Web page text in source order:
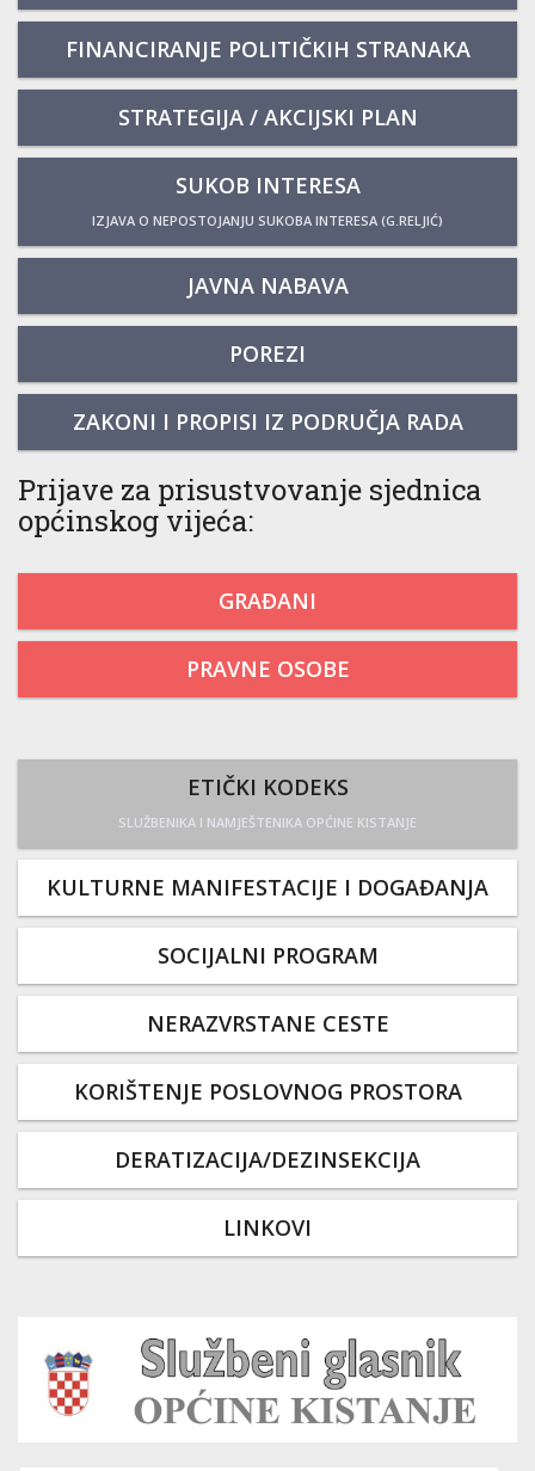
FINANCIRANJE POLITIČKIH STRANAKA
STRATEGIJA / AKCIJSKI PLAN
SUKOB INTERESA
IZJAVA O NEPOSTOJANJU SUKOBA INTERESA (G.RELJIĆ)
JAVNA NABAVA
POREZI
ZAKONI I PROPISI IZ PODRUČJA RADA
Prijave za prisustvovanje sjednica
općinskog vijeća:
GRAĐANI
PRAVNE OSOBE
ETIČKI KODEKS
SLUŽBENIKA I NAMJEŠTENIKA OPĆINE KISTANJE
KULTURNE MANIFESTACIJE I DOGAĐANJA
SOCIJALNI PROGRAM
NERAZVRSTANE CESTE
KORIŠTENJE POSLOVNOG PROSTORA
DERATIZACIJA/DEZINSEKCIJA
LINKOVI